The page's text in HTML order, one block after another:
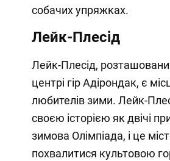
собачих упряжках.
Лейк-Плесід
Лейк-Плесід,
центрі гір Адірондак, є
любителів зими. Лейк-
своєю історією як двічі
зимова Олімпіада, і це
похвалитися культовою